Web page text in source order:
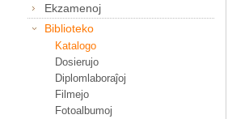
Ekzamenoj
Biblioteko
Katalogo
Dosierujo
Diplomlaboraĵoj
Filmejo
Fotoalbumoj